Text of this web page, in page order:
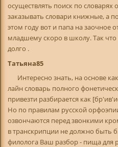
осуществлять поиск по словарях
заказывать словари книжные, а
этом году вот и папа на заочное
младшему скоро в школу. Так
долго .
Татьяна85
Интересно знать, на основе
лайн словарь полного
привезти разбирается как
Но по правилам русской
озвончаются перед звонкими
в транскрипции не должно быть
филолога Ваш разбор - пища для